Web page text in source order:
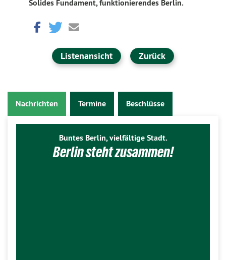
Solides Fundament, funktionierendes Berlin.
Listenansicht Zurück
Nachrichten Termine Beschlüsse
Buntes Berlin, vielfältige Stadt.
Berlin steht zusammen!